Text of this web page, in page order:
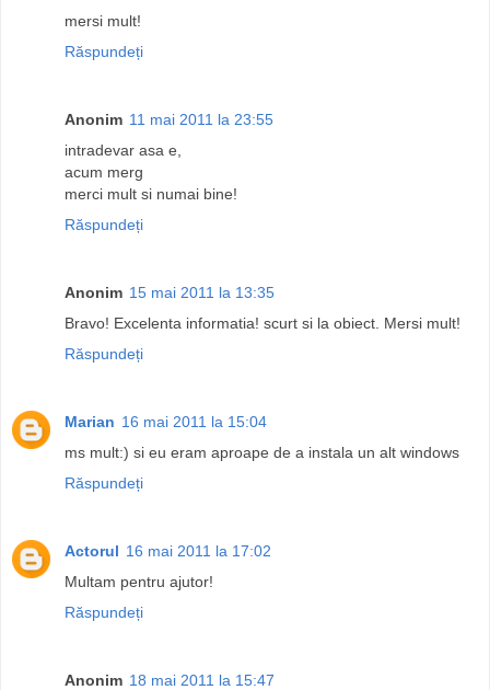
mersi mult!
Răspundeți
Anonim 11 mai 2011 la 23:55
intradevar asa e,
acum merg
merci mult si numai bine!
Răspundeți
Anonim 15 mai 2011 la 13:35
Bravo! Excelenta informatia! scurt si la obiect. Mersi mult!
Răspundeți
Marian 16 mai 2011 la 15:04
ms mult:) si eu eram aproape de a instala un alt windows
Răspundeți
Actorul 16 mai 2011 la 17:02
Multam pentru ajutor!
Răspundeți
Anonim 18 mai 2011 la 15:47